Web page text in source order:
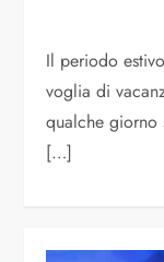
Il periodo
voglia di
qualche giorno
[…]